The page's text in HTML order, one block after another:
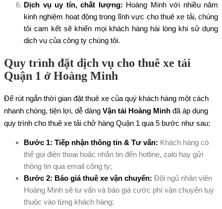
Dịch vụ uy tín, chất lượng: Hoàng Minh với nhiều năm
kinh nghiệm hoạt động trong lĩnh vực cho thuê xe tải, chúng
tôi cam kết sẽ khiến mọi khách hàng hài lòng khi sử dụng
dịch vụ của công ty chúng tôi.
Quy trình đặt dịch vụ cho thuê xe tải
Quận 1 ở Hoàng Minh
Để rút ngắn thời gian đặt thuê xe của quý khách hàng một cách
nhanh chóng, tiện lợi, dễ dàng Vận tải Hoàng Minh đã áp dụng
quy trình cho thuê xe tải chở hàng Quận 1 qua 5 bước như sau:
Bước 1: Tiếp nhận thông tin & Tư vấn: Khách hàng có
thể gọi điện thoại hoặc nhắn tin đến hotline, zalo hay gửi
thông tin qua email công ty;
Bước 2: Báo giá thuê xe vận chuyển: Đội ngũ nhân viên
Hoàng Minh sẽ tư vấn và báo giá cước phí vận chuyển tuỳ
thuộc vào từng khách hàng;